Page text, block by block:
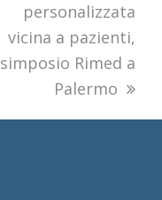
post:
personalizzata
vicina a pazienti,
simposio Rimed a
Palermo